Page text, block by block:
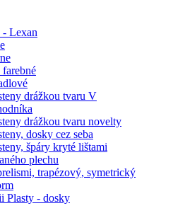
Lexan
drážkou tvaru V
drážkou tvaru novelty
dosky cez seba
špáry kryté lištami
plechu
trapézový, symetrický
Plasty - dosky